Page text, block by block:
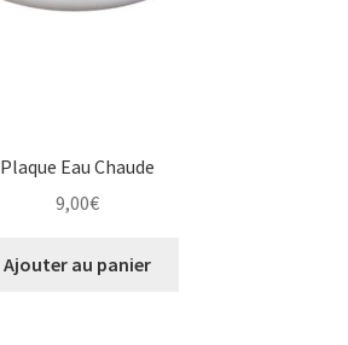
Plaque Eau Chaude
9,00€
Ajouter au panier